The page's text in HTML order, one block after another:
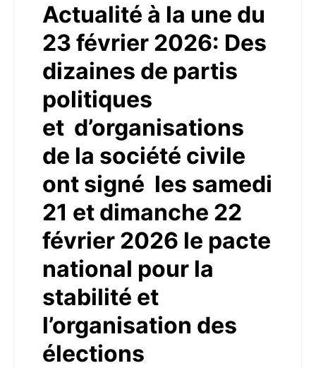
Actualité à la une du
23 février 2026: Des
dizaines de partis
politiques
et d’organisations
de la société civile
ont signé les samedi
21 et dimanche 22
février 2026 le pacte
national pour la
stabilité et
l’organisation des
élections